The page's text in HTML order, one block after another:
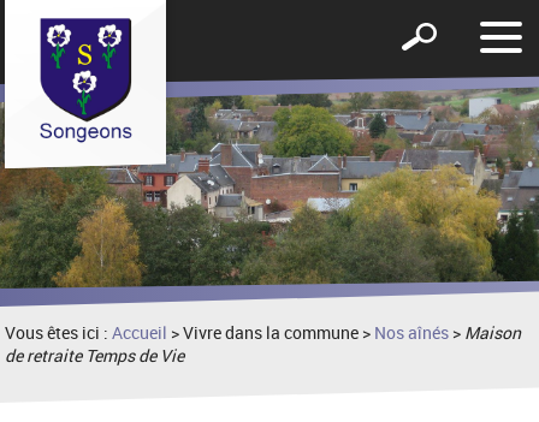
le
Afficher
formulaire
de
recherche
Vous êtes ici :Accueil > Vivre dans la commune > Nos aînés > Maison
de retraite Temps de Vie